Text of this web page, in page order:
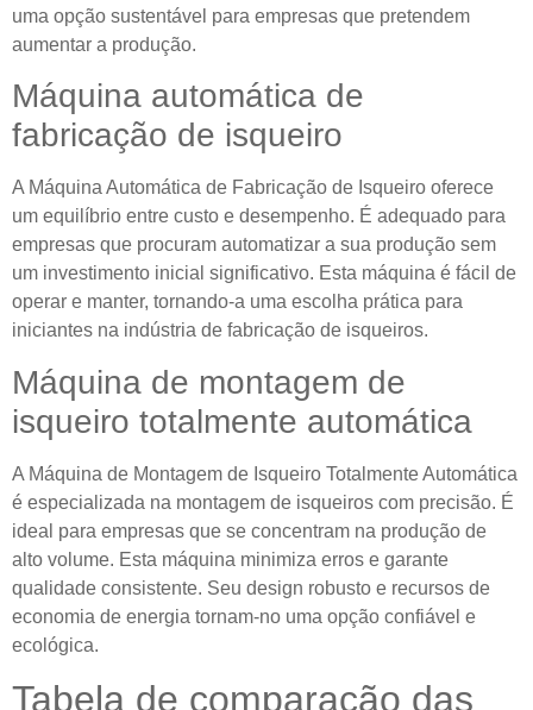
uma opção sustentável para empresas que pretendem
aumentar a produção.
Máquina automática de
fabricação de isqueiro
A Máquina Automática de Fabricação de Isqueiro oferece
um equilíbrio entre custo e desempenho. É adequado para
empresas que procuram automatizar a sua produção sem
um investimento inicial significativo. Esta máquina é fácil de
operar e manter, tornando-a uma escolha prática para
iniciantes na indústria de fabricação de isqueiros.
Máquina de montagem de
isqueiro totalmente automática
A Máquina de Montagem de Isqueiro Totalmente Automática
é especializada na montagem de isqueiros com precisão. É
ideal para empresas que se concentram na produção de
alto volume. Esta máquina minimiza erros e garante
qualidade consistente. Seu design robusto e recursos de
economia de energia tornam-no uma opção confiável e
ecológica.
Tabela de comparação das